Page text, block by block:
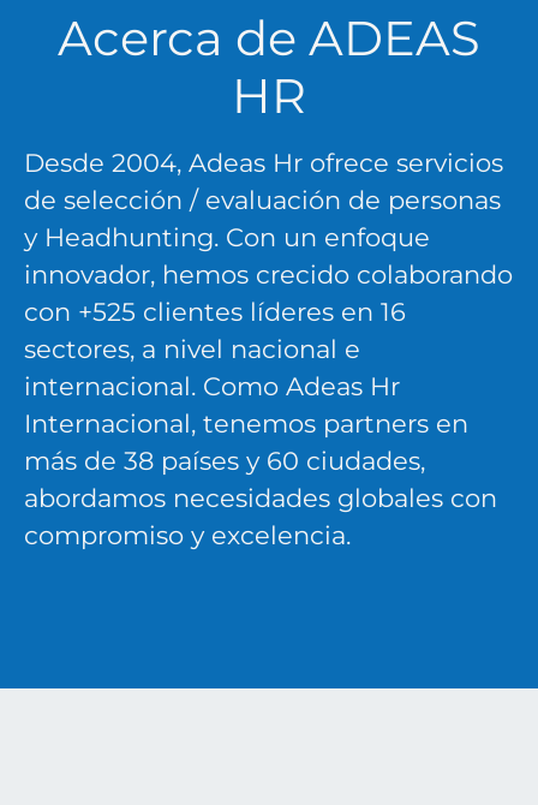
Acerca de ADEAS
HR
Desde 2004, Adeas Hr ofrece servicios
de selección / evaluación de personas
y Headhunting. Con un enfoque
innovador, hemos crecido colaborando
con +525 clientes líderes en 16
sectores, a nivel nacional e
internacional. Como Adeas Hr
Internacional, tenemos partners en
más de 38 países y 60 ciudades,
abordamos necesidades globales con
compromiso y excelencia.